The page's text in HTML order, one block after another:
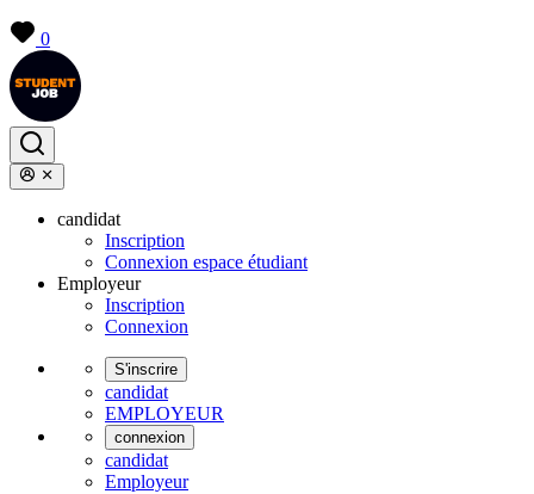
0
candidat
Inscription
Connexion espace étudiant
Employeur
Inscription
Connexion
S'inscrire
candidat
EMPLOYEUR
connexion
candidat
Employeur